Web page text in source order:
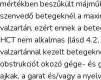
mértékben beszűkült
szenvedő betegeknél a
valzartán, ezért ennek a
HCT nem alkalmas (lásd
valzartánnal kezelt
obstrukciót okozó gége- és
ajkak, a garat és/vagy a